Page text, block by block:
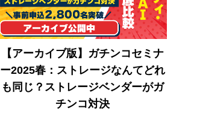
【アーカイブ版】ガチンコセミナ
ー2025春：ストレージなんてどれ
も同じ？ストレージベンダーがガ
チンコ対決